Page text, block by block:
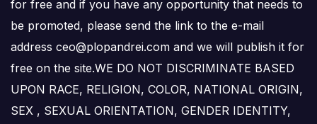
for free and if you have any opportunity that needs to
be promoted, please send the link to the e-mail
address ceo@plopandrei.com and we will publish it for
free on the site.WE DO NOT DISCRIMINATE BASED
UPON RACE, RELIGION, COLOR, NATIONAL ORIGIN,
SEX , SEXUAL ORIENTATION, GENDER IDENTITY,